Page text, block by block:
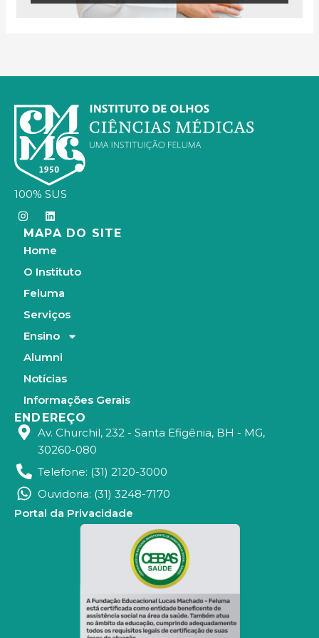
100% SUS
I
n
s
t
a
g
r
a
m
L
i
n
e
d
i
MAPA DO SITE
Home
O Instituto
Feluma
Serviços
Ensino
Alumni
Notícias
Informações Gerais
ENDEREÇO
Av. Churchil, 232 - Santa Efigênia, BH - MG,
30260-080
Telefone: (31) 2120-3000
Ouvidoria: (31) 3248-7170
Portal da Privacidade